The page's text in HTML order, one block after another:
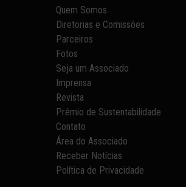
Quem Somos
Diretorias e Comissões
Parceiros
Fotos
Seja um Associado
Imprensa
Revista
Prêmio de Sustentabilidade
Contato
Área do Associado
Receber Notícias
Política de Privacidade